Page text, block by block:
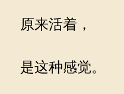
原来活着，
是这种感觉。